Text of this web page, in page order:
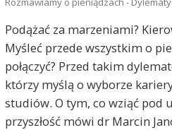
Podążać za marzeniami?
Myśleć przede wszystkim o
połączyć? Przed takim
którzy myślą o wyborze
studiów. O tym, co wziąć pod
przyszłość mówi dr Marcin